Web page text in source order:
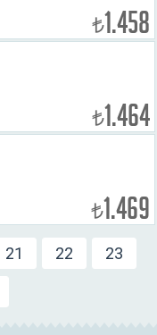
₺1.458
₺1.464
₺1.469
21 22 23